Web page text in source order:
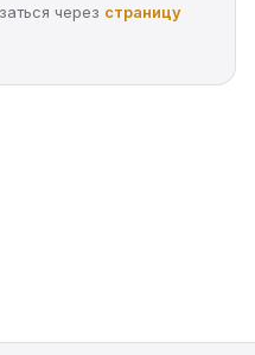
через страницу